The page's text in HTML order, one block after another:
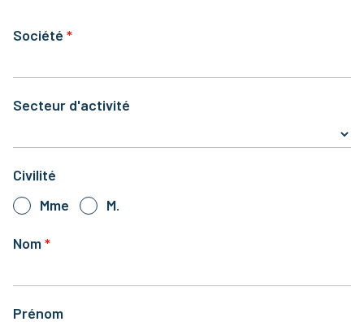
Société
Secteur d'activité
Civilité
Mme
M.
Nom
Prénom